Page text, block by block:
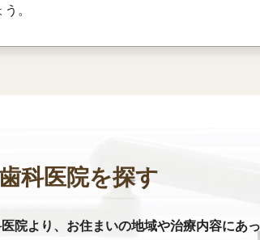
。
科医院を探す
院より、お住まいの地域や治療内容にあ